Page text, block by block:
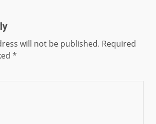
will not be published. Required
*